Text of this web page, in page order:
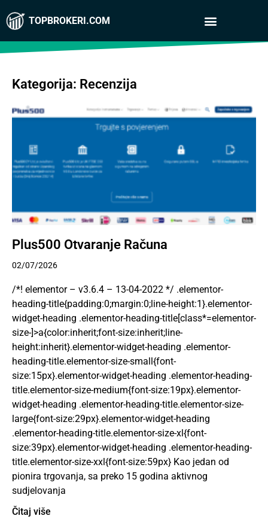
TOPBROKERI.COM
Kategorija: Recenzija
Plus500 Otvaranje Računa
02/07/2026
/*! elementor – v3.6.4 – 13-04-2022 */ .elementor-
heading-title{padding:0;margin:0;line-height:1}.elementor-
widget-heading .elementor-heading-title[class*=elementor-
size-]>a{color:inherit;font-size:inherit;line-
height:inherit}.elementor-widget-heading .elementor-
heading-title.elementor-size-small{font-
size:15px}.elementor-widget-heading .elementor-heading-
title.elementor-size-medium{font-size:19px}.elementor-
widget-heading .elementor-heading-title.elementor-size-
large{font-size:29px}.elementor-widget-heading
.elementor-heading-title.elementor-size-xl{font-
size:39px}.elementor-widget-heading .elementor-heading-
title.elementor-size-xxl{font-size:59px} Kao jedan od
pionira trgovanja, sa preko 15 godina aktivnog
sudjelovanja
Čitaj više